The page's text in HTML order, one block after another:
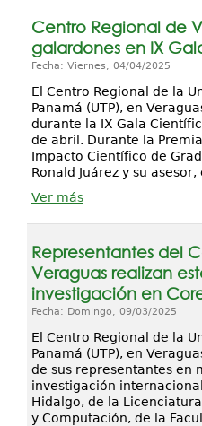
Centro Regional de
galardones en IX
Fecha: Viernes, 04/04/2025
El Centro Regional de la
Panamá (UTP), en
durante la IX Gala
de abril. Durante la
Impacto Científico de
Ronald Juárez y su
Ver más
Representantes del
Veraguas realizan
investigación en
Fecha: Domingo, 09/03/2025
El Centro Regional de la
Panamá (UTP), en
de sus representantes en
investigación
Hidalgo, de la
y Computación, de la